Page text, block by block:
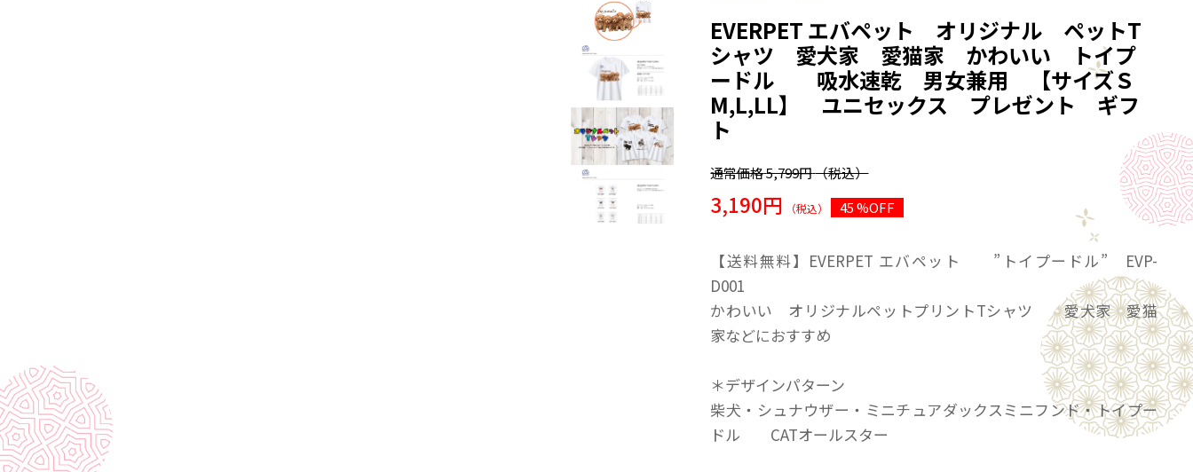
EVERPET エバペット オリジナル ペットT
シャツ 愛犬家 愛猫家 かわいい トイプ
ードル 吸水速乾 男女兼用 【サイズＳ
M,L,LL】 ユニセックス プレゼント ギフ
ト
通常価格5,799円（税込）
3,190円 （税込） 45 %OFF
【送料無料】EVERPET エバペット ”トイプードル” EVP-
D001
かわいい オリジナルペットプリントTシャツ 愛犬家 愛猫
家などにおすすめ
＊デザインパターン
柴犬・シュナウザー・ミニチュアダックスミニフンド・トイプー
ドル CATオールスター